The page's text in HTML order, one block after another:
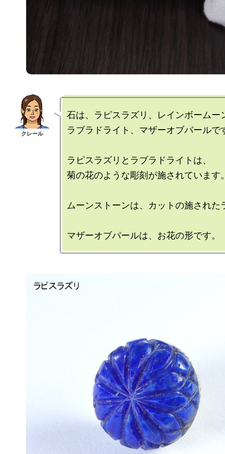
石は、ラピスラズリ、レインボームー
ラブラドライト、マザーオブパールで
ラピスラズリとラブラドライトは、
菊の花のような彫刻が施されています
ムーンストーンは、カットの施された